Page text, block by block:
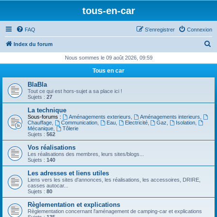
tous-en-car
FAQ Connexion
S’enregistrer
Index du forum
h
r
Nous sommes le 09 août 2026, 09:59
Tous en car
BlaBla
Tout ce qui est hors-sujet a sa place ici !
Sujets : 27
La technique
Sous-forums : Aménagements exterieurs Aménagements interieurs
Chauffage
Communication, Eau, Electricité, Gaz Isolation
Mécanique
Tôlerie
Sujets : 562
Vos réalisations
Les réalisations des membres, leurs sites/blogs...
Sujets : 140
Les adresses et liens utiles
Liens vers les sites d'annonces, les réalisations, les accessoires, DRIRE,
casses autocar...
Sujets : 80
Règlementation et explications
Règlementation concernant l'aménagement de camping-car et explications